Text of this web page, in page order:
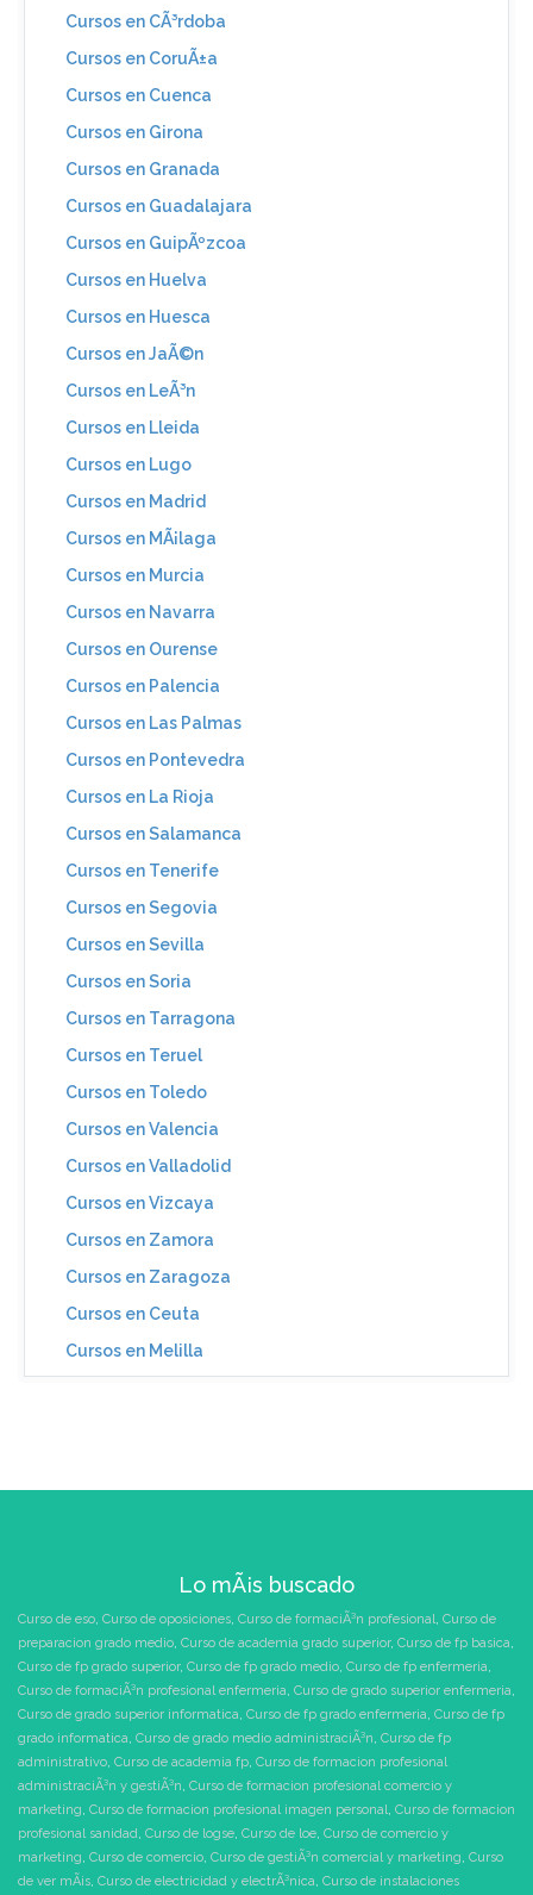
Cursos en CÃ³rdoba
Cursos en CoruÃ±a
Cursos en Cuenca
Cursos en Girona
Cursos en Granada
Cursos en Guadalajara
Cursos en GuipÃºzcoa
Cursos en Huelva
Cursos en Huesca
Cursos en JaÃ©n
Cursos en LeÃ³n
Cursos en Lleida
Cursos en Lugo
Cursos en Madrid
Cursos en MÃ¡laga
Cursos en Murcia
Cursos en Navarra
Cursos en Ourense
Cursos en Palencia
Cursos en Las Palmas
Cursos en Pontevedra
Cursos en La Rioja
Cursos en Salamanca
Cursos en Tenerife
Cursos en Segovia
Cursos en Sevilla
Cursos en Soria
Cursos en Tarragona
Cursos en Teruel
Cursos en Toledo
Cursos en Valencia
Cursos en Valladolid
Cursos en Vizcaya
Cursos en Zamora
Cursos en Zaragoza
Cursos en Ceuta
Cursos en Melilla
Lo mÃ¡s buscado
Curso de eso, Curso de oposiciones, Curso de formaciÃ³n profesional, Curso de
preparacion grado medio, Curso de academia grado superior, Curso de fp basica,
Curso de fp grado superior, Curso de fp grado medio, Curso de fp enfermeria,
Curso de formaciÃ³n profesional enfermeria, Curso de grado superior enfermeria,
Curso de grado superior informatica, Curso de fp grado enfermeria, Curso de fp
grado informatica, Curso de grado medio administraciÃ³n, Curso de fp
administrativo, Curso de academia fp, Curso de formacion profesional
administraciÃ³n y gestiÃ³n, Curso de formacion profesional comercio y
marketing, Curso de formacion profesional imagen personal, Curso de formacion
profesional sanidad, Curso de logse, Curso de loe, Curso de comercio y
marketing, Curso de comercio, Curso de gestiÃ³n comercial y marketing, Curso
de ver mÃ¡s, Curso de electricidad y electrÃ³nica, Curso de instalaciones